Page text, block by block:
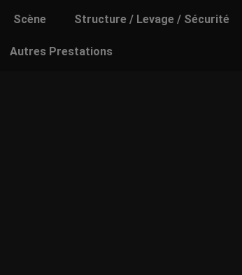
Scène Structure / Levage / Sécurité
Autres Prestations